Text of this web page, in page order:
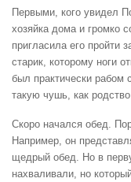
Первыми, кого увидел
хозяйка дома и громко
пригласила его пройти
старик, которому ноги
был практически рабом
такую чушь, как
Скоро начался обед.
Например, он
щедрый обед. Но в
нахваливали, но